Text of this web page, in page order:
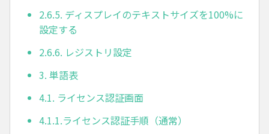
2.6.5. ディスプレイのテキストサイズを100%に
設定する
2.6.6. レジストリ設定
3. 単語表
4.1. ライセンス認証画面
4.1.1.ライセンス認証手順（通常）